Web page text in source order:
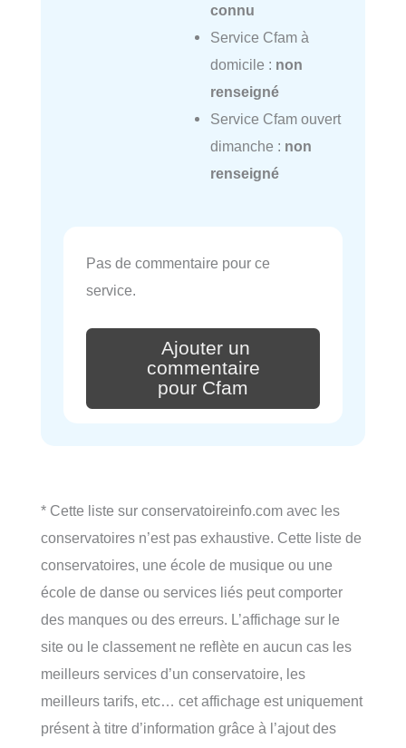
connu
Service Cfam à
domicile : non
renseigné
Service Cfam ouvert
dimanche : non
renseigné
Pas de commentaire pour ce
service.
Ajouter un
commentaire
pour Cfam
* Cette liste sur conservatoireinfo.com avec les
conservatoires n’est pas exhaustive. Cette liste de
conservatoires, une école de musique ou une
école de danse ou services liés peut comporter
des manques ou des erreurs. L’affichage sur le
site ou le classement ne reflète en aucun cas les
meilleurs services d’un conservatoire, les
meilleurs tarifs, etc… cet affichage est uniquement
présent à titre d’information grâce à l’ajout des